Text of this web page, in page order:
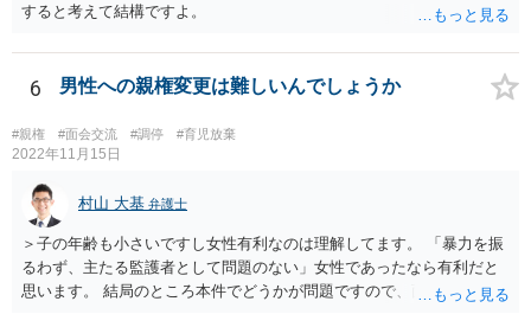
すると考えて結構ですよ。
6 男性への親権変更は難しいんでしょうか
#親権 #面会交流 #調停 #育児放棄
2022年11月15日
村山 大基 弁護士
＞子の年齢も小さいですし女性有利なのは理解してます。 「暴力を振
るわず、主たる監護者として問題のない」女性であったなら有利だと
思います。 結局のところ本件でどうかが問題ですので、面談相談に行